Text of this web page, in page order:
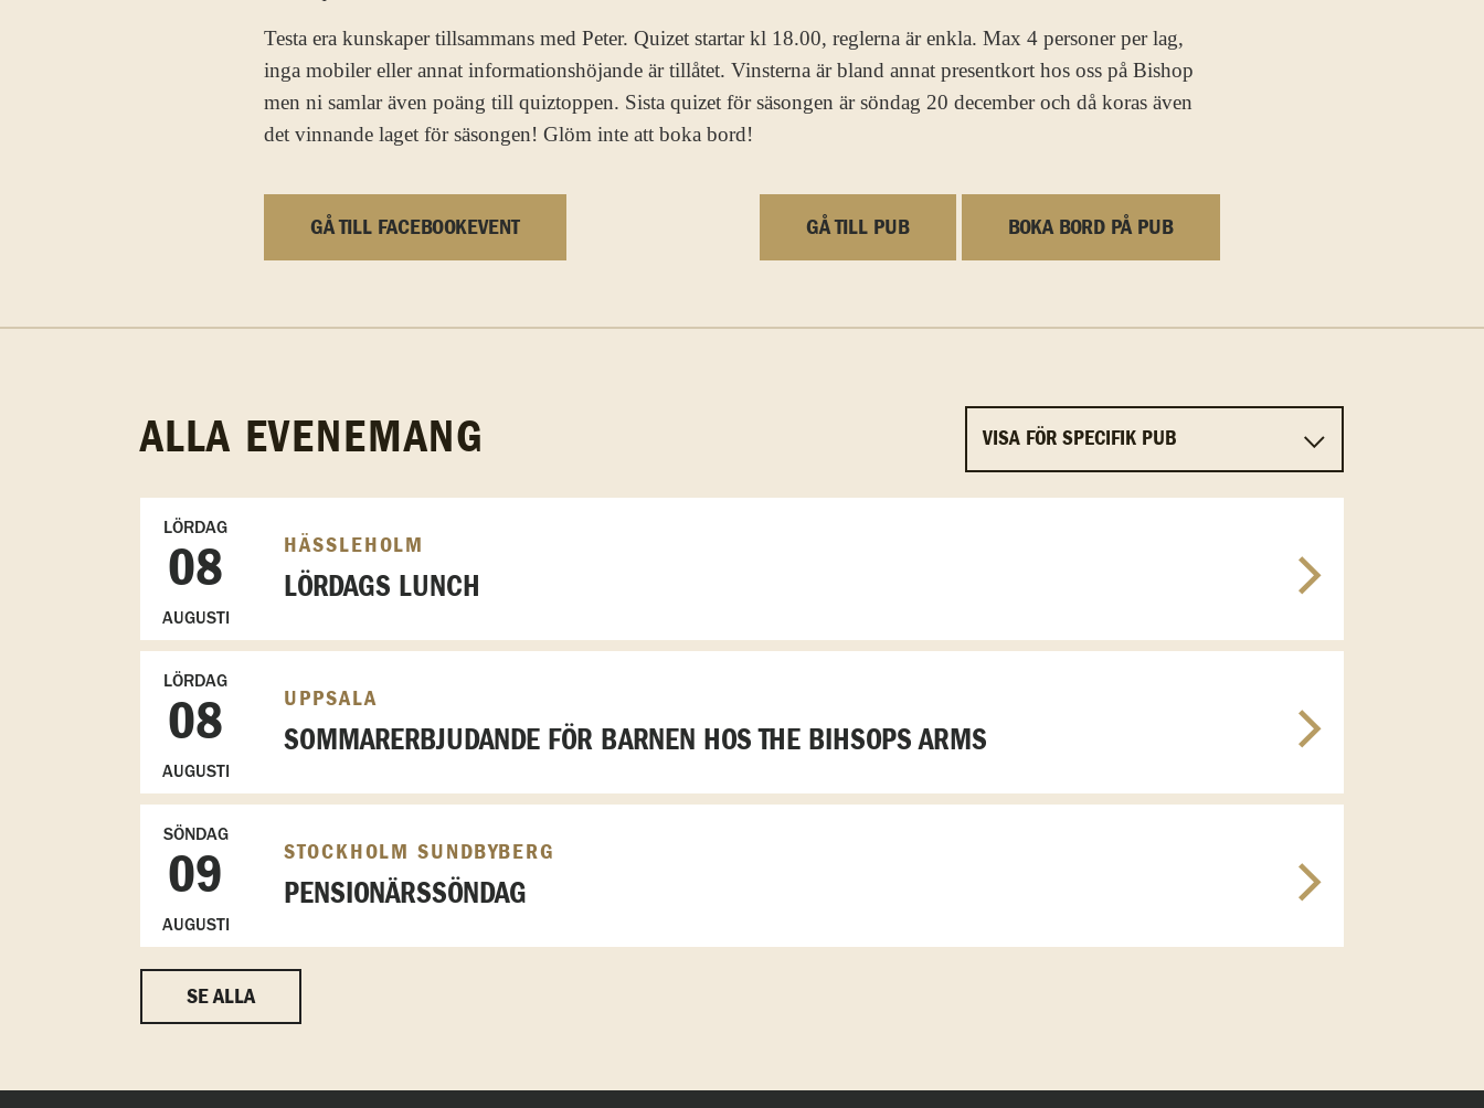
Testa era kunskaper tillsammans med Peter. Quizet startar kl 18.00, reglerna är enkla. Max 4 personer per lag,
inga mobiler eller annat informationshöjande är tillåtet. Vinsterna är bland annat presentkort hos oss på Bishop
men ni samlar även poäng till quiztoppen. Sista quizet för säsongen är söndag 20 december och då koras även
det vinnande laget för säsongen! Glöm inte att boka bord!
GÅ TILL FACEBOOKEVENT GÅ TILL PUB BOKA BORD PÅ PUB
ALLA EVENEMANG
LÖRDAG
08
AUGUSTI
HÄSSLEHOLM
LÖRDAGS LUNCH
LÖRDAG
08
AUGUSTI
UPPSALA
SOMMARERBJUDANDE FÖR BARNEN HOS THE BIHSOPS ARMS
SÖNDAG
09
AUGUSTI
STOCKHOLM SUNDBYBERG
PENSIONÄRSSÖNDAG
SE ALLA